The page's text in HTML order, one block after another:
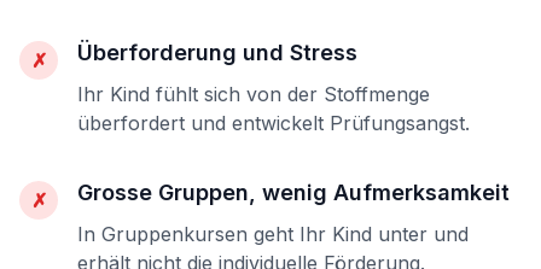
✗ Überforderung und Stress
Ihr Kind fühlt sich von der Stoffmenge
überfordert und entwickelt Prüfungsangst.
✗ Grosse Gruppen, wenig Aufmerksamkeit
In Gruppenkursen geht Ihr Kind unter und
erhält nicht die individuelle Förderung.